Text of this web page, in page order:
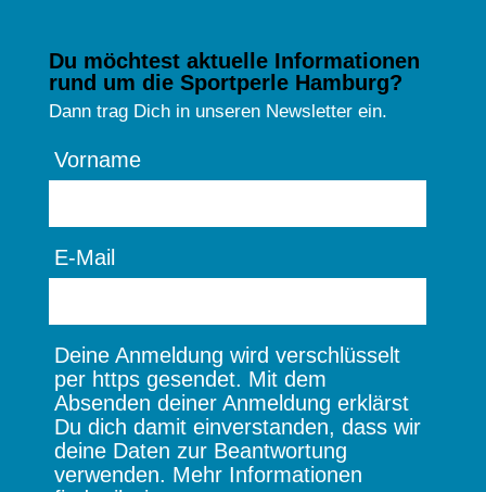
Du möchtest aktuelle Informationen
rund um die Sportperle Hamburg?
Dann trag Dich in unseren Newsletter ein.
Vorname
E-Mail
Deine Anmeldung wird verschlüsselt
per https gesendet. Mit dem
Absenden deiner Anmeldung erklärst
Du dich damit einverstanden, dass wir
deine Daten zur Beantwortung
verwenden. Mehr Informationen